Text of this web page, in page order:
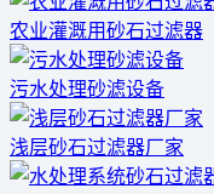
农业灌溉用砂石过滤器
污水处理砂滤设备
浅层砂石过滤器厂家